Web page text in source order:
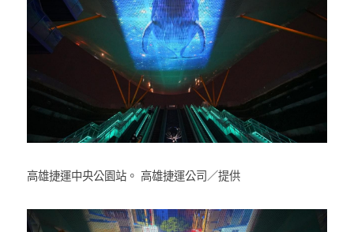
高雄捷運中央公園站。 高雄捷運公司／提供